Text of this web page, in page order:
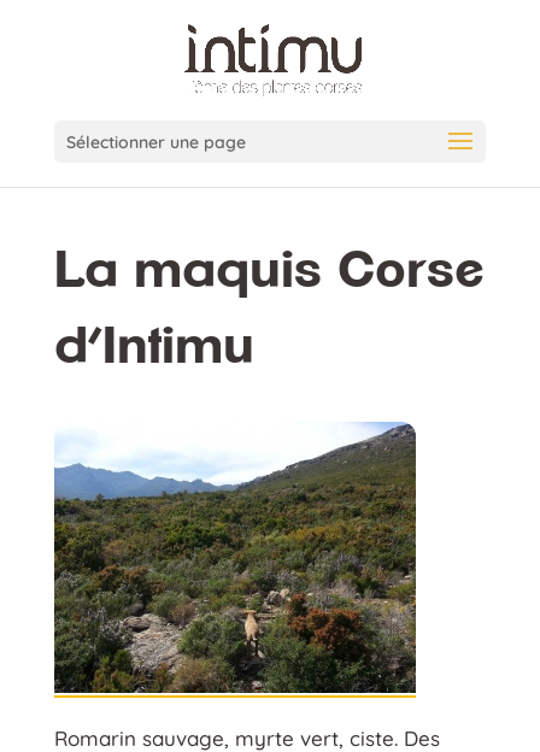
Sélectionner une page
La maquis Corse
d’Intimu
Romarin sauvage, myrte vert, ciste. Des